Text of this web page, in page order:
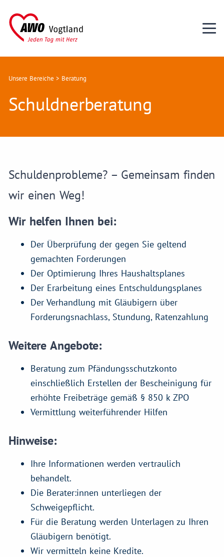
Unsere Bereiche > Beratung
Schuldnerberatung
Schuldenprobleme? – Gemeinsam finden
wir einen Weg!
Wir helfen Ihnen bei:
Der Überprüfung der gegen Sie geltend
gemachten Forderungen
Der Optimierung Ihres Haushaltsplanes
Der Erarbeitung eines Entschuldungsplanes
Der Verhandlung mit Gläubigern über
Forderungsnachlass, Stundung, Ratenzahlung
Weitere Angebote:
Beratung zum Pfändungsschutzkonto
einschließlich Erstellen der Bescheinigung für
erhöhte Freibeträge gemäß § 850 k ZPO
Vermittlung weiterführender Hilfen
Hinweise:
Ihre Informationen werden vertraulich
behandelt.
Die Berater:innen unterliegen der
Schweigepflicht.
Für die Beratung werden Unterlagen zu Ihren
Gläubigern benötigt.
Wir vermitteln keine Kredite.